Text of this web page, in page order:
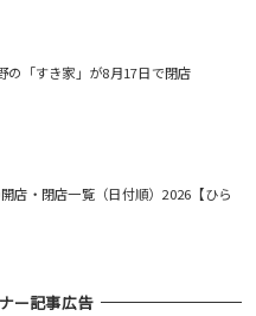
の「すき家」が8月17日で閉店
店・閉店一覧（日付順）2026【ひら
ー記事広告